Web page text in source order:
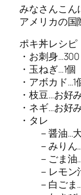
みなさんこん
アメリカの
ポキ丼レシピ
・お刺身…300
・玉ねぎ…1個
・アボカド…1
・枝豆…お好
・ネギ…お好
・タレ
－醤油…大
－みりん…
－ごま油…
－レモン
－白ごま…